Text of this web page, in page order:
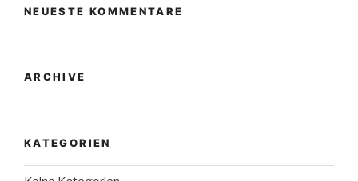
NEUESTE KOMMENTARE
ARCHIVE
KATEGORIEN